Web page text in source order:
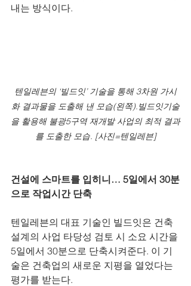
내는 방식이다.
텐일레븐의 ‘빌드잇’ 기술을 통해 3차원 가시
화 결과물을 도출해 낸 모습(왼쪽).빌드잇기술
을 활용해 불광5구역 재개발 사업의 최적 결과
를 도출한 모습. [사진=텐일레븐]
건설에 스마트를 입히니… 5일에서 30분
으로 작업시간 단축
텐일레븐의 대표 기술인 빌드잇은 건축
설계의 사업 타당성 검토 시 소요 시간을
5일에서 30분으로 단축시켜준다. 이 기
술은 건축업의 새로운 지평을 열었다는
평가를 받는다.